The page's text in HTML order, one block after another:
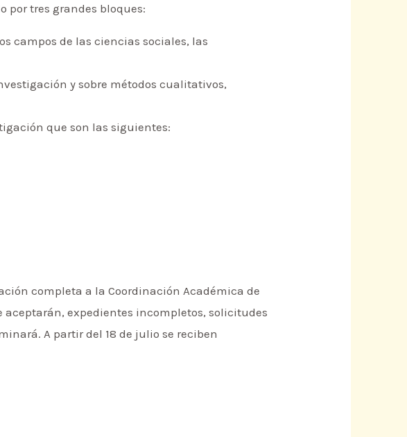
por tres grandes bloques:
campos de las ciencias sociales, las
y sobre métodos cualitativos,
que son las siguientes:
completa a la Coordinación Académica de
aceptarán, expedientes incompletos, solicitudes
A partir del 18 de julio se reciben